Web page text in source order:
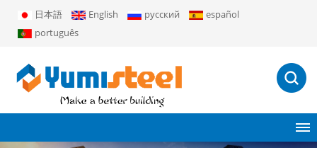
日本語 English русский
español
português